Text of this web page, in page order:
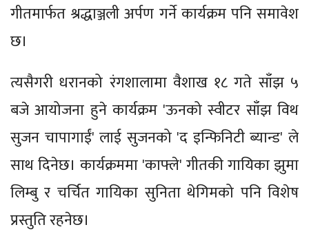
गीतमार्फत श्रद्धाञ्जली अर्पण गर्ने कार्यक्रम पनि समावेश
छ।
त्यसैगरी धरानको रंगशालामा वैशाख १८ गते साँझ ५
बजे आयोजना हुने कार्यक्रम 'ऊनको स्वीटर साँझ विथ
सुजन चापागाईं' लाई सुजनको 'द इन्फिनिटी ब्यान्ड' ले
साथ दिनेछ। कार्यक्रममा 'काफ्ले' गीतकी गायिका झुमा
लिम्बु र चर्चित गायिका सुनिता थेगिमको पनि विशेष
प्रस्तुति रहनेछ।